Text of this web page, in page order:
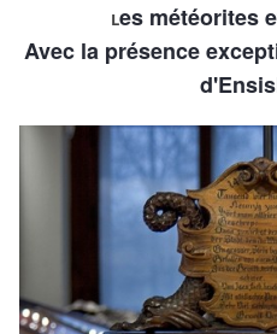
Les météorites
Avec la présence